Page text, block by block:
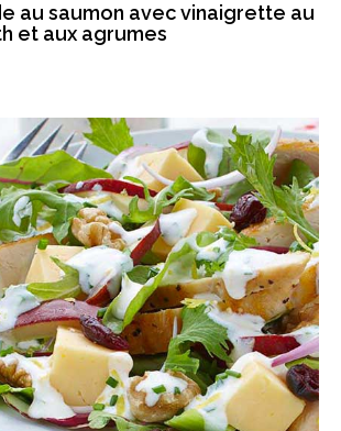
au saumon avec vinaigrette au
et aux agrumes